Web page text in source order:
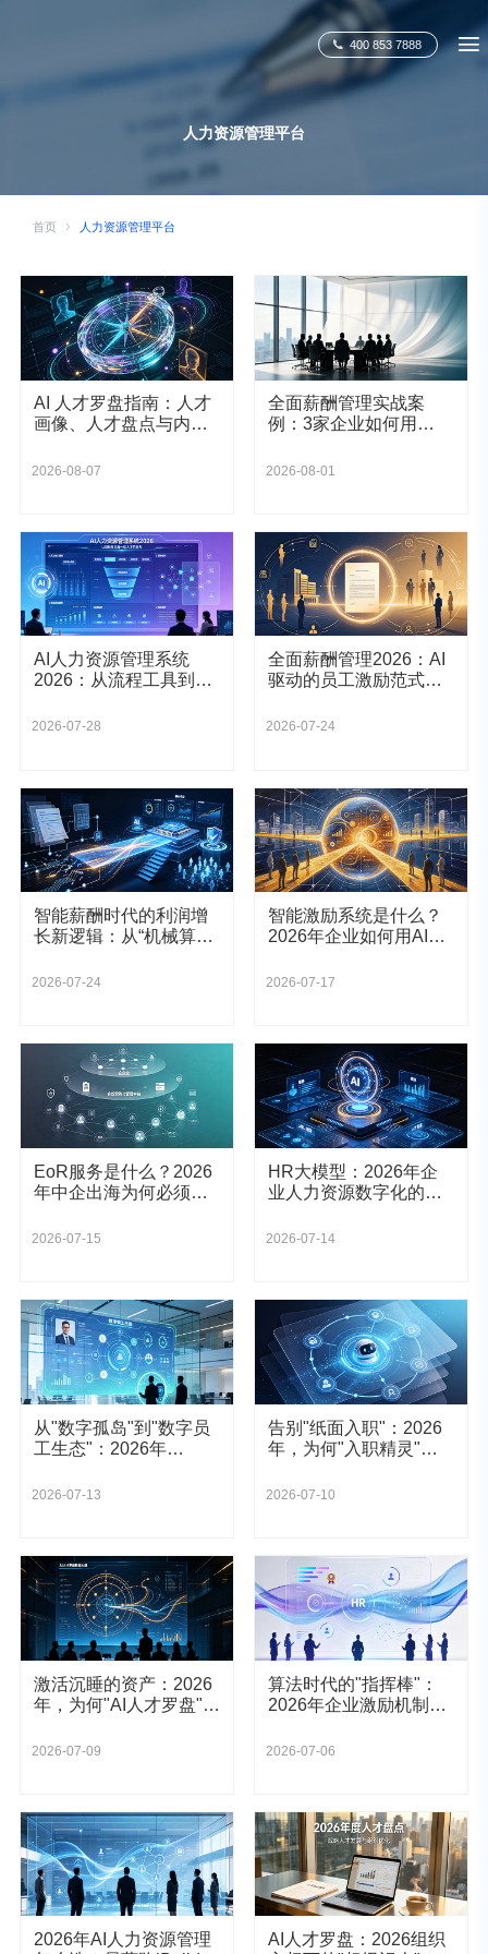
400 853 7888
人力资源管理平台
首页 人力资源管理平台
AI 人才罗盘指南：人才
画像、人才盘点与内部
2026-08-07
全面薪酬管理实战案
例：3家企业如何用
化转型 | 易薪路
2026-08-01
AI人力资源管理系统
2026：从流程工具到组
2026-07-28
全面薪酬管理2026：AI
驱动的员工激励范式革
2026-07-24
智能薪酬时代的利润增
长新逻辑：从“机械算薪”
2026-07-24
智能激励系统是什么？
2026年企业如何用AI
与心理契约？
2026-07-17
EoR服务是什么？2026
年中企出海为何必须选
2026-07-15
HR大模型：2026年企
业人力资源数字化的分
生AI架构的范式跃迁
2026-07-14
从"数字孤岛"到"数字员
工生态"：2026年
战略压舱石？
2026-07-13
告别"纸面入职"：2026
年，为何"入职精灵"是
力？
2026-07-10
激活沉睡的资产：2026
年，为何"AI人才罗盘"是
2026-07-09
算法时代的"指挥棒"：
2026年企业激励机制的
2026-07-06
2026年AI人力资源管理
AI人才罗盘：2026组织